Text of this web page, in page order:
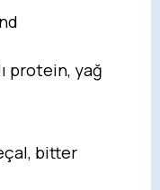
protein, yağ
bitter